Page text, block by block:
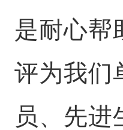
是耐心帮
评为我们
员、先进